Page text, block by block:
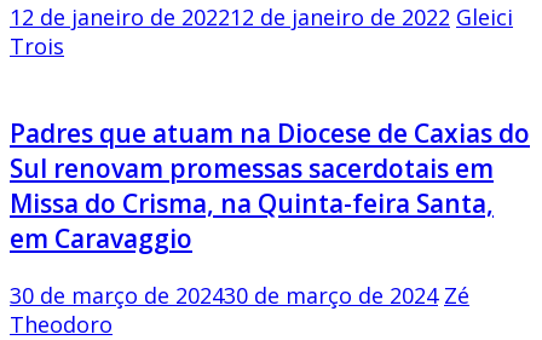
12 de janeiro de 202212 de janeiro de 2022 Gleici
Trois
Padres que atuam na Diocese de Caxias do
Sul renovam promessas sacerdotais em
Missa do Crisma, na Quinta-feira Santa,
em Caravaggio
30 de março de 202430 de março de 2024 Zé
Theodoro